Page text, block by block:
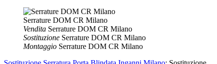
Serrature DOM CR Milano
Vendita Serrature DOM CR Milano
Sostituzione Serrature DOM CR Milano
Montaggio Serrature DOM CR Milano